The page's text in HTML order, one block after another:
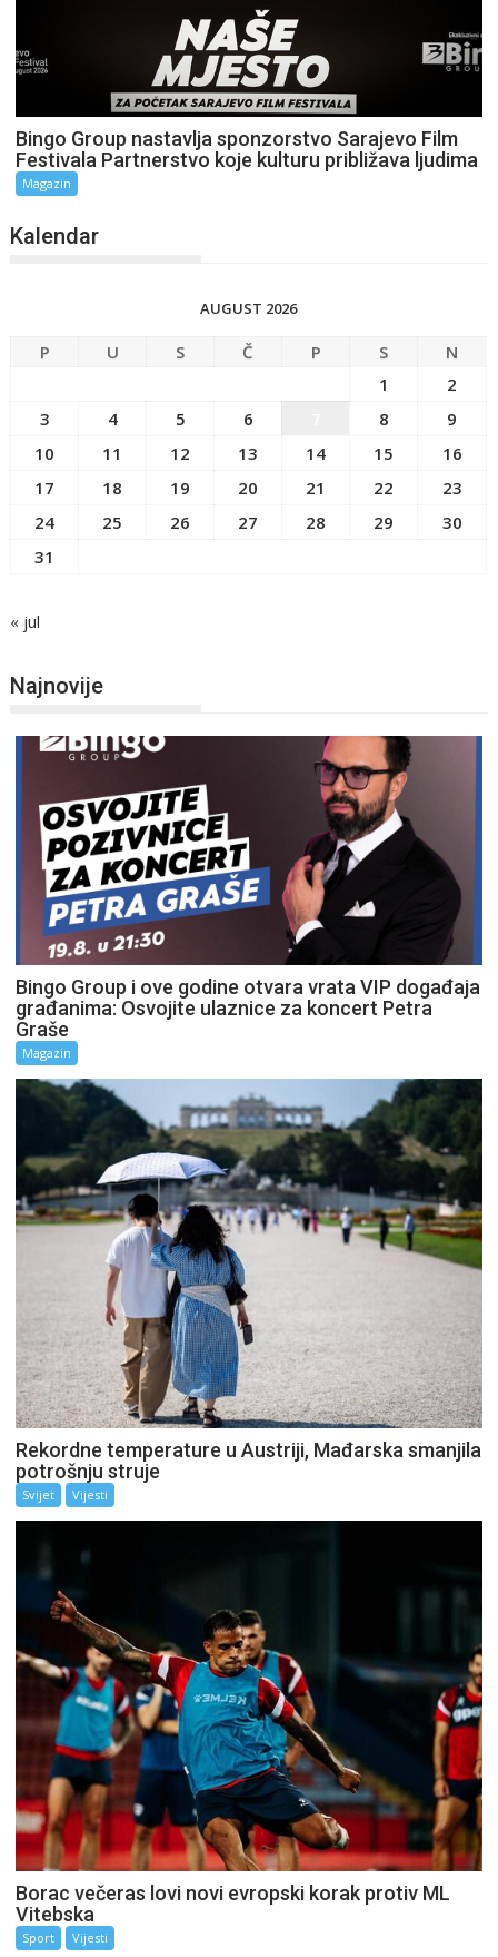
Bingo Group nastavlja sponzorstvo Sarajevo Film
Festivala Partnerstvo koje kulturu približava ljudima
Magazin
Kalendar
AUGUST 2026
P U S Č P S
N
1
2
3
4 5 6 8
9
10
11 12 13 14 15
16
17
18 19 20 21 22
23
24
25 26 27 28 29
30
31
« jul
Najnovije
Bingo Group i ove godine otvara vrata VIP događaja
građanima: Osvojite ulaznice za koncert Petra
Graše
Magazin
Rekordne temperature u Austriji, Mađarska smanjila
potrošnju struje
Svijet Vijesti
Borac večeras lovi novi evropski korak protiv ML
Vitebska
Sport Vijesti